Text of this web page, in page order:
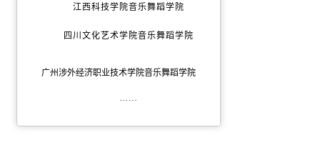
江西科技学院音乐舞蹈学院
四川文化艺术学院音乐舞蹈学院
广州涉外经济职业技术学院音乐舞蹈学院
……